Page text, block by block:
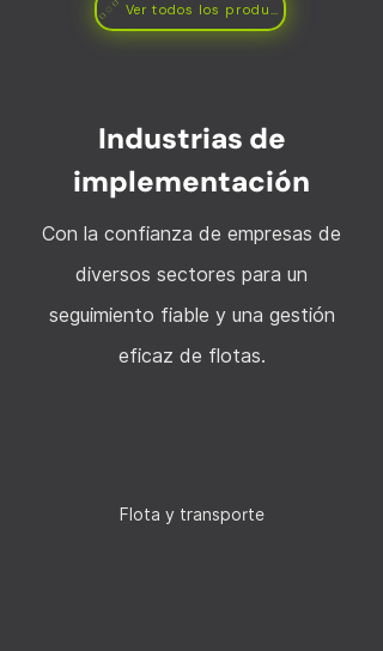
Ver todos los productos
Industrias de
implementación
Con la confianza de empresas de
diversos sectores para un
seguimiento fiable y una gestión
eficaz de flotas.
Flota y transporte